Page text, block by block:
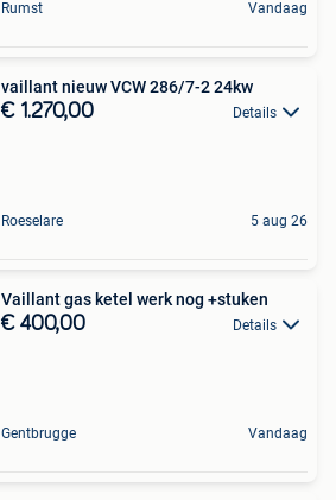
Rumst Vandaag
vaillant nieuw VCW 286/7-2 24kw
€ 1.270,00 Details
Roeselare 5 aug 26
Vaillant gas ketel werk nog +stuken
€ 400,00 Details
Gentbrugge Vandaag